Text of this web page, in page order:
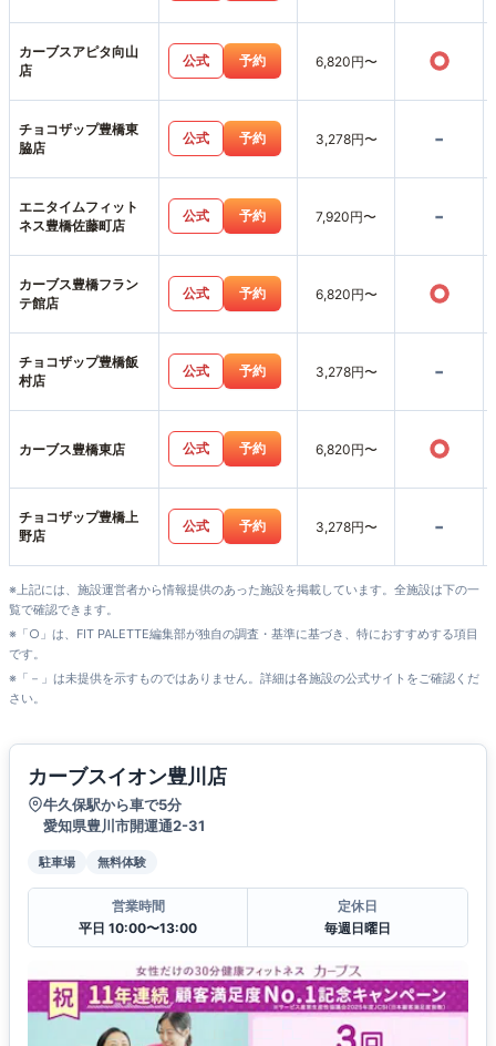
カーブスアピタ向山
店
公式 予約 6,820円〜 ○
チョコザップ豊橋東
脇店
公式 予約 3,278円〜 -
エニタイムフィット
ネス豊橋佐藤町店
公式 予約 7,920円〜 -
カーブス豊橋フラン
テ館店
公式 予約 6,820円〜 ○
チョコザップ豊橋飯
村店
公式 予約 3,278円〜 -
カーブス豊橋東店 公式 予約 6,820円〜 ○
チョコザップ豊橋上
野店
公式 予約 3,278円〜 -
※上記には、施設運営者から情報提供のあった施設を掲載しています。全施設は下の一
覧で確認できます。
※「○」は、FIT PALETTE編集部が独自の調査・基準に基づき、特におすすめする項目
です。
※「－」は未提供を示すものではありません。詳細は各施設の公式サイトをご確認くだ
さい。
カーブスイオン豊川店
牛久保駅から車で5分
愛知県豊川市開運通2-31
駐車場 無料体験
営業時間
平日 10:00〜13:00
定休日
毎週日曜日